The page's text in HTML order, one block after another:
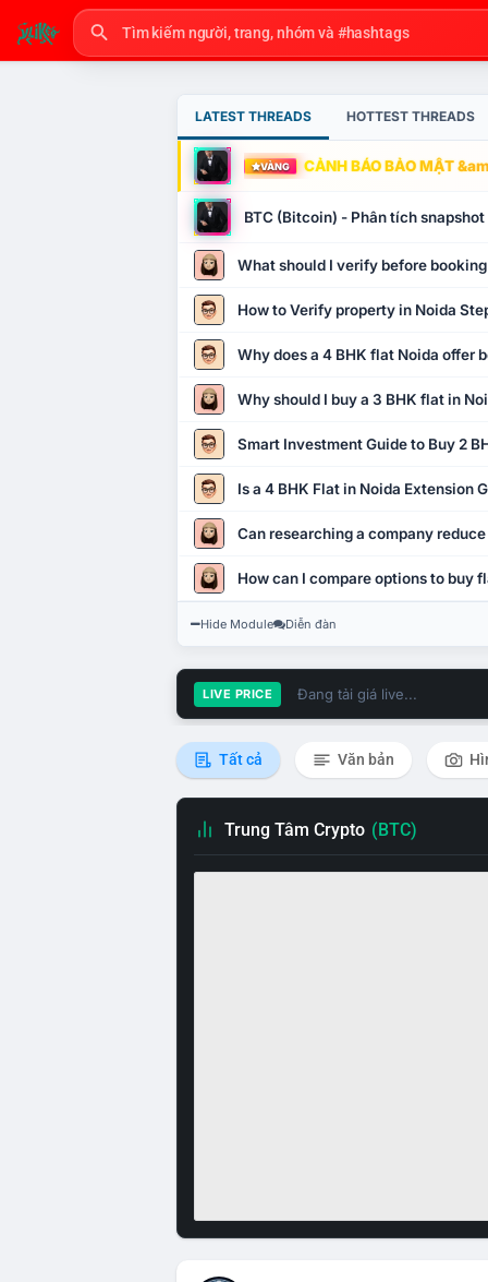
LATEST THREADS HOTTEST THREADS
VÀNG CẢNH BÁO BẢO MẬT
BTC (Bitcoin) - Phân tích
What should I verify before
How to Verify property in Noida
Why does a 4 BHK flat Noida offer
Why should I buy a 3 BHK flat in
Smart Investment Guide to Buy 2
Is a 4 BHK Flat in Noida Extension
Can researching a company
How can I compare options to buy
Hide Module Diễn đàn
LIVE PRICE Đang tải giá live...
Tất cả Văn bản
Trung Tâm Crypto (BTC)